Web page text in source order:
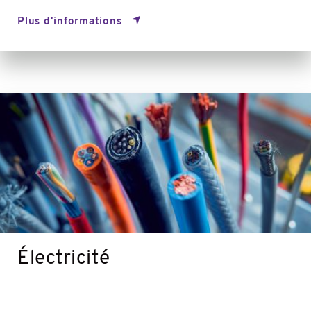
Plus d'informations
Électricité
Plus
d'informations